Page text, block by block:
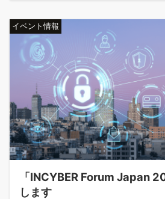
イベント情報
「INCYBER Forum Japan
します